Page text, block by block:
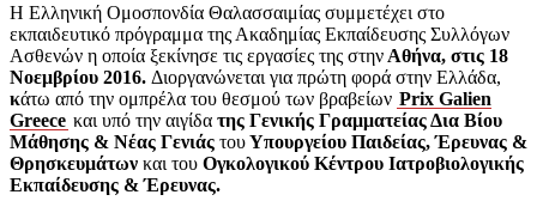
Η Ελληνική Ομοσπονδία Θαλασσαιμίας συμμετέχει στο
εκπαιδευτικό πρόγραμμα της Ακαδημίας Εκπαίδευσης Συλλόγων
Ασθενών η οποία ξεκίνησε τις εργασίες της στην Αθήνα, στις 18
Νοεμβρίου 2016. Διοργανώνεται για πρώτη φορά στην Ελλάδα,
κάτω από την ομπρέλα του θεσμού των βραβείων Prix Galien
Greece και υπό την αιγίδα της Γενικής Γραμματείας Δια Βίου
Μάθησης & Νέας Γενιάς τουΥπουργείου Παιδείας, Έρευνας &
Θρησκευμάτων και του Ογκολογικού Κέντρου Ιατροβιολογικής
Εκπαίδευσης & Έρευνας.